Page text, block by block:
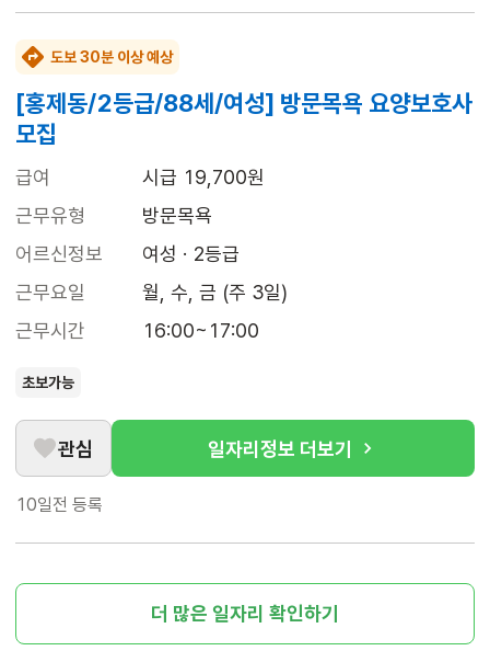
도보 30분 이상 예상
[홍제동/2등급/88세/여성] 방문목욕 요양보호사
모집
급여
시급 19,700원
근무유형
방문목욕
어르신정보
여성 · 2등급
근무요일
월, 수, 금 (주 3일)
근무시간
16:00~17:00
초보가능
관심 일자리정보 더보기
10일전 등록
더 많은 일자리 확인하기